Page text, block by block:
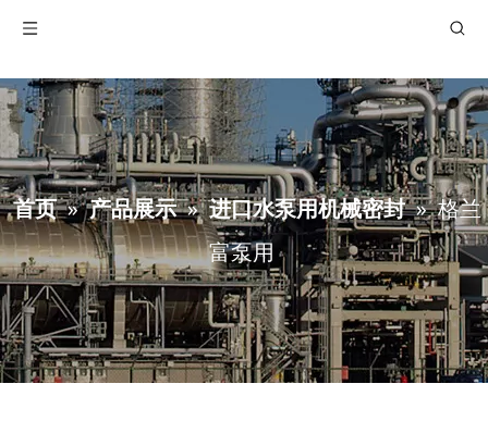
首页 »产品展示 »进口水泵用机械密封 »格兰
富泵用